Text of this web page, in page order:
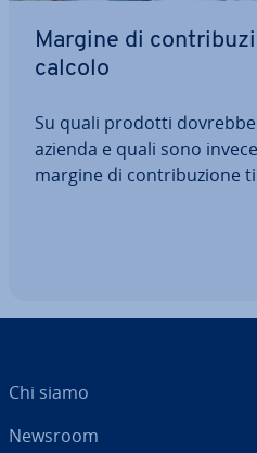
Margine di
calcolo
Su quali prodotti
azienda e quali sono
margine di con­tri­bu­zio­ne
Chi siamo
Newsroom